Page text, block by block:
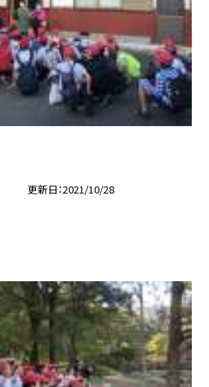
更新日 2021/10/28